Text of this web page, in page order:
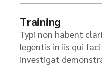
Training
Typi non habent
legentis in iis qui
investigat